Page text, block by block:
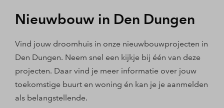
Nieuwbouw in Den Dungen
Vind jouw droomhuis in onze nieuwbouwprojecten in
Den Dungen. Neem snel een kijkje bij één van deze
projecten. Daar vind je meer informatie over jouw
toekomstige buurt en woning én kan je je aanmelden
als belangstellende.